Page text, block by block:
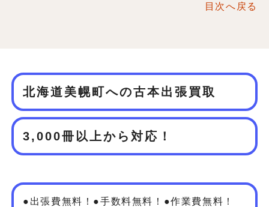
目次へ戻る
北海道美幌町への古本出張買取
3,000冊以上から対応！
●出張費無料！●手数料無料！●作業費無料！